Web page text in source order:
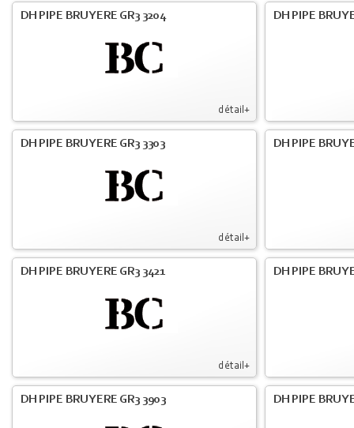
détail+
DH PIPE BRUYERE GR3 3204 DH PIPE
détail+
DH PIPE BRUYERE GR3 3303 DH PIPE
détail+
DH PIPE BRUYERE GR3 3421 DH PIPE
DH PIPE BRUYERE GR3 3903 DH PIPE